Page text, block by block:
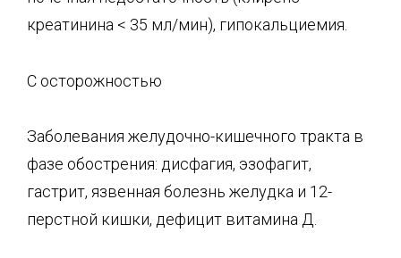
креатинина < 35 мл/мин), гипокальциемия.
С осторожностью
Заболевания желудочно-кишечного тракта в
фазе обострения: дисфагия, эзофагит,
гастрит, язвенная болезнь желудка и 12-
перстной кишки, дефицит витамина Д.